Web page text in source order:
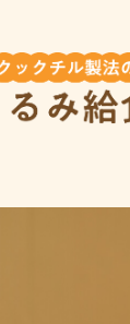
お客様の声